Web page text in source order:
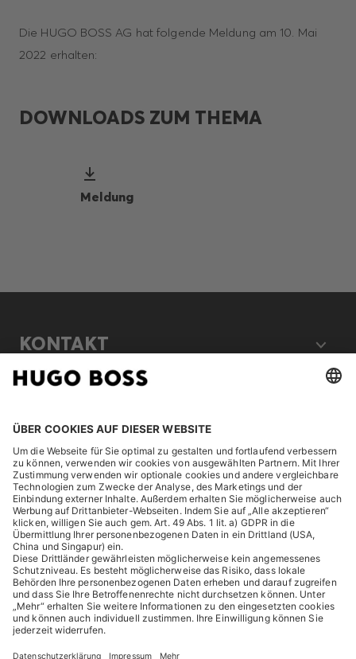
Die HUGO BOSS AG hat folgende Meldung am 10. Mai
2022 erhalten:
DOWNLOADS ZUM THEMA
Meldung
KONTAKT
ENTDECKEN
HUGO BOSS Corporate